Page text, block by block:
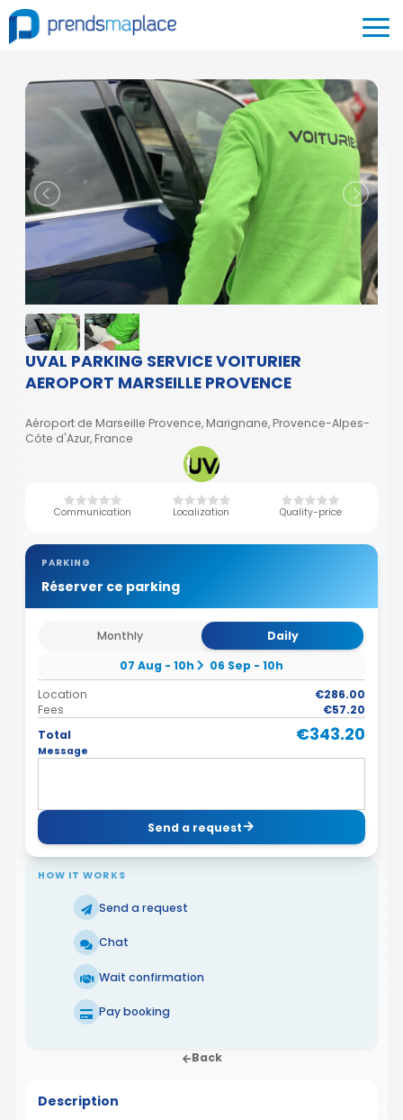
UVAL PARKING SERVICE VOITURIER
AEROPORT MARSEILLE PROVENCE
Aéroport de Marseille Provence, Marignane, Provence-Alpes-
Côte d'Azur, France
Communication Localization Quality-price
PARKING
Réserver ce parking
Monthly
Daily
07 Aug - 10h
06 Sep - 10h
Location
€286.00
Fees
€57.20
Total
€343.20
Message
Send a request
HOW IT WORKS
Send a request
Chat
Wait confirmation
Pay booking
Back
Description